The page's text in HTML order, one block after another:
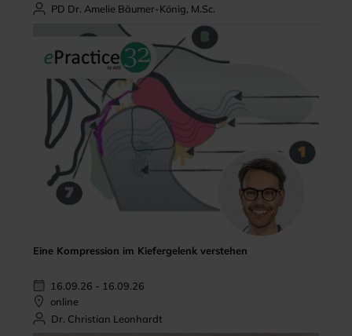
PD Dr. Amelie Bäumer-König, M.Sc.
Eine Kompression im Kiefergelenk verstehen
16.09.26 - 16.09.26
online
Dr. Christian Leonhardt